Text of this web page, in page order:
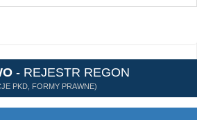
- REJESTR REGON
PKD, FORMY PRAWNE)